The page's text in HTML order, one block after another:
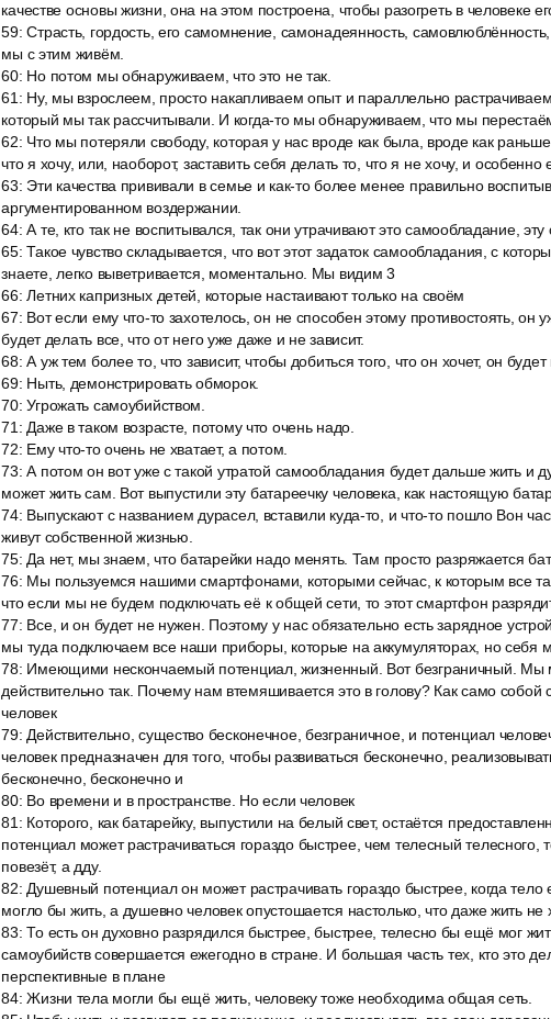
качестве основы жизни, она на этом построена, чтобы разогреть в человеке
59:Страсть, гордость, его самомнение, самонадеянность,
мы с этим живём.
60: Но потом мы обнаруживаем, что это не так.
61 : Ну, мы взрослеем, просто накапливаем опыт и параллельно
который мы так рассчитывали. И когда-то мы обнаруживаем, что мы
62: Что мы потеряли свободу, которая у нас вроде как была, вроде как
что я хочу, или, наоборот, заставить себя делать то, что я не хочу, и особенно
63: Эти качества прививали в семье и как-то более менее правильно
аргументированном воздержании.
64:А те, кто так не воспитывался, так они утрачивают это самообладание,
65:Такое чувство складывается, что вот этот задаток самообладания, с
знаете, легко выветривается, моментально. Мы видим 3
66:Летних капризных детей, которые настаивают только на своём
67: Вот если ему что-то захотелось, он не способен этому противостоять, он
будет делать все, что от него уже даже и не зависит.
68:А уж тем более то, что зависит, чтобы добиться того, что он хочет, он будет
69: Ныть, демонстрировать обморок.
70:Угрожать самоубийством.
71 : Даже в таком возрасте, потому что очень надо.
72: Ему что-то очень не хватает, а потом.
73:А потом он вот уже с такой утратой самообладания будет дальше жить и
может жить сам. Вот выпустили эту батареечку человека, как настоящую
74: Выпускают с названием дурасел, вставили куда-то, и что-то пошло Вон
живут собственной жизнью.
75: Да нет, мы знаем, что батарейки надо менять. Там просто разряжается
76: Мы пользуемся нашими смартфонами, которыми сейчас, к которым все
что если мы не будем подключать её к общей сети, то этот смартфон
77: Все, и он будет не нужен. Поэтому у нас обязательно есть зарядное
мы туда подключаем все наши приборы, которые на аккумуляторах, но себя
78: Имеющими нескончаемый потенциал, жизненный. Вот безграничный. Мы
действительно так. Почему нам втемяшивается это в голову? Как само
человек
79: Действительно, существо бесконечное, безграничное, и потенциал
человек предназначен для того, чтобы развиваться бесконечно,
бесконечно, бесконечно и
80: Во времени и в пространстве. Но если человек
81 : Которого, как батарейку, выпустили на белый свет, остаётся
потенциал может растрачиваться гораздо быстрее, чем телесный телесного,
повезёт, а дду.
82: Душевный потенциал он может растрачивать гораздо быстрее, когда
могло бы жить, а душевно человек опустошается настолько, что даже жить не
83:То есть он духовно разрядился быстрее, быстрее, телесно бы ещё мог
самоубийств совершается ежегодно в стране. И большая часть тех, кто это
перспективные в плане
84:Жизни тела могли бы ещё жить, человеку тоже необходима общая сеть.